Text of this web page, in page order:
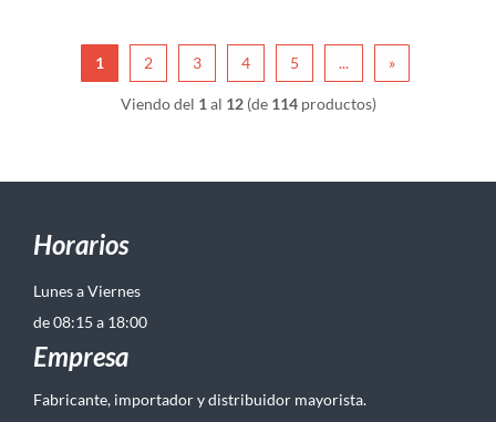
1 2 3 4 5 ... »
Viendo del 1 al 12(de 114productos)
Horarios
Lunes a Viernes
de 08:15 a 18:00
Empresa
Fabricante, importador y distribuidor mayorista.